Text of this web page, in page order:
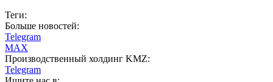
Теги:
Больше новостей:
Telegram
MAX
Производственный холдинг KMZ:
Telegram